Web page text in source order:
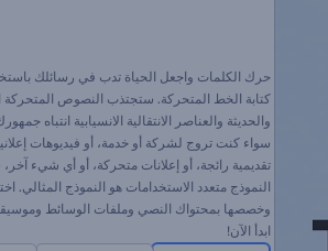
حرك الكلمات واجعل الحياة تدب في رسائلك
كتابة الخط المتحركة. ستجتذب النصوص المتحركة
والحديثة والعناصر الانتقالية الانسيابية انتباه
سواء كنت تروج لشركة أو خدمة، أو فيديوهات
تقديمية رائجة، أو إعلانات متحركة، أو أي شيء
النموذج متعدد الاستخدامات هو النموذج المثالي.
وخصصها بمحتواك النصي وملفات الوسائط
ابدأ الآن!